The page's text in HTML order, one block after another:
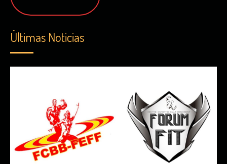
Últimas Noticias